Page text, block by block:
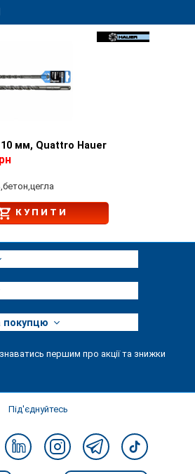
товару
мм, Quattro Hauer
КУПИТИ
покупцю
першим про акції та знижки
Під'єднуйтесь